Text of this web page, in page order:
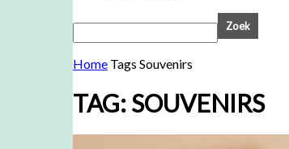
Home Tags Souvenirs
TAG: SOUVENIRS